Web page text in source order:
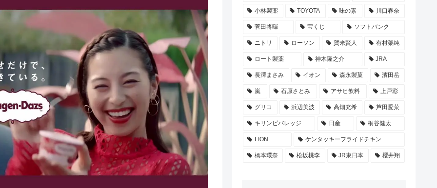
小林製薬 TOYOTA 味の素 川口春奈
菅田将暉 宝くじ ソフトバンク
ニトリ ローソン 賀来賢人 有村架純
ロート製薬 神木隆之介 JRA
長澤まさみ イオン 森永製菓 濱田岳
嵐 石原さとみ アサヒ飲料 上戸彩
グリコ 浜辺美波 高畑充希 芦田愛菜
キリンビバレッジ 日産 桐谷健太
LION ケンタッキーフライドチキン
橋本環奈 松坂桃李 JR東日本 櫻井翔